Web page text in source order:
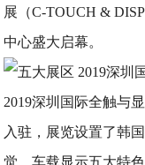
展（C-TOUCH &
中心盛大启幕。
2019深圳国际全触与
入驻，展览设置了韩
觉、车载显示五大特